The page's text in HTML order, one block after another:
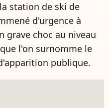
station de ski de
d'urgence à
grave choc au niveau
l'on surnomme le
publique.